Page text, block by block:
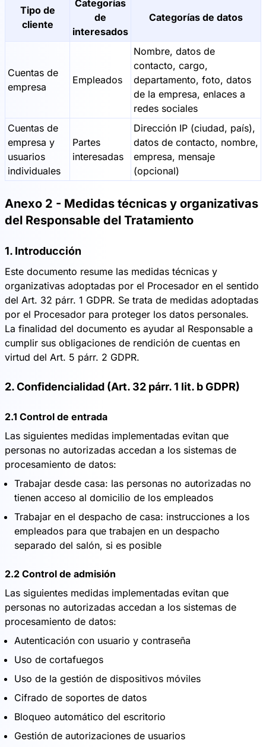
Tipo de
cliente
Categorías
de
interesados
Categorías de datos
Cuentas de
empresa
Empleados
Nombre, datos de
contacto, cargo,
departamento, foto, datos
de la empresa, enlaces a
redes sociales
Cuentas de
empresa y
usuarios
individuales
Partes
interesadas
Dirección IP (ciudad, país),
datos de contacto, nombre,
empresa, mensaje
(opcional)
Anexo 2 - Medidas técnicas y organizativas
del Responsable del Tratamiento
1. Introducción
Este documento resume las medidas técnicas y
organizativas adoptadas por el Procesador en el sentido
del Art. 32 párr. 1 GDPR. Se trata de medidas adoptadas
por el Procesador para proteger los datos personales.
La finalidad del documento es ayudar al Responsable a
cumplir sus obligaciones de rendición de cuentas en
virtud del Art. 5 párr. 2 GDPR.
2. Confidencialidad (Art. 32 párr. 1 lit. b GDPR)
2.1 Control de entrada
Las siguientes medidas implementadas evitan que
personas no autorizadas accedan a los sistemas de
procesamiento de datos:
Trabajar desde casa: las personas no autorizadas no
tienen acceso al domicilio de los empleados
Trabajar en el despacho de casa: instrucciones a los
empleados para que trabajen en un despacho
separado del salón, si es posible
2.2 Control de admisión
Las siguientes medidas implementadas evitan que
personas no autorizadas accedan a los sistemas de
procesamiento de datos:
Autenticación con usuario y contraseña
Uso de cortafuegos
Uso de la gestión de dispositivos móviles
Cifrado de soportes de datos
Bloqueo automático del escritorio
Gestión de autorizaciones de usuarios